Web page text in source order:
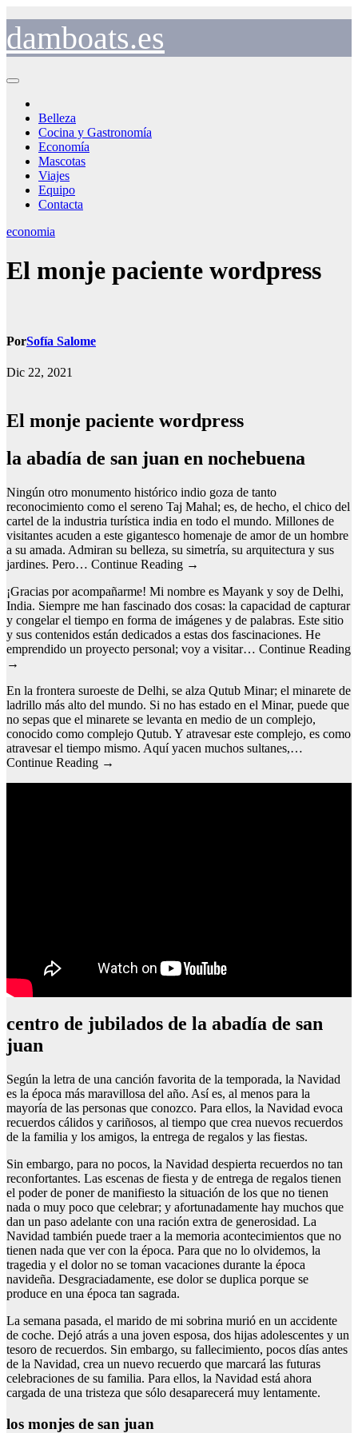
contenido
damboats.es
Belleza
Cocina y Gastronomía
Economía
Mascotas
Viajes
Equipo
Contacta
economia
El monje paciente wordpress
PorSofía Salome
Dic 22, 2021
El monje paciente wordpress
la abadía de san juan en nochebuena
Ningún otro monumento histórico indio goza de tanto
reconocimiento como el sereno Taj Mahal; es, de hecho, el chico del
cartel de la industria turística india en todo el mundo. Millones de
visitantes acuden a este gigantesco homenaje de amor de un hombre
a su amada. Admiran su belleza, su simetría, su arquitectura y sus
jardines. Pero… Continue Reading →
¡Gracias por acompañarme! Mi nombre es Mayank y soy de Delhi,
India. Siempre me han fascinado dos cosas: la capacidad de capturar
y congelar el tiempo en forma de imágenes y de palabras. Este sitio
y sus contenidos están dedicados a estas dos fascinaciones. He
emprendido un proyecto personal; voy a visitar… Continue Reading
→
En la frontera suroeste de Delhi, se alza Qutub Minar; el minarete de
ladrillo más alto del mundo. Si no has estado en el Minar, puede que
no sepas que el minarete se levanta en medio de un complejo,
conocido como complejo Qutub. Y atravesar este complejo, es como
atravesar el tiempo mismo. Aquí yacen muchos sultanes,…
Continue Reading →
centro de jubilados de la abadía de san
juan
Según la letra de una canción favorita de la temporada, la Navidad
es la época más maravillosa del año. Así es, al menos para la
mayoría de las personas que conozco. Para ellos, la Navidad evoca
recuerdos cálidos y cariñosos, al tiempo que crea nuevos recuerdos
de la familia y los amigos, la entrega de regalos y las fiestas.
Sin embargo, para no pocos, la Navidad despierta recuerdos no tan
reconfortantes. Las escenas de fiesta y de entrega de regalos tienen
el poder de poner de manifiesto la situación de los que no tienen
nada o muy poco que celebrar; y afortunadamente hay muchos que
dan un paso adelante con una ración extra de generosidad. La
Navidad también puede traer a la memoria acontecimientos que no
tienen nada que ver con la época. Para que no lo olvidemos, la
tragedia y el dolor no se toman vacaciones durante la época
navideña. Desgraciadamente, ese dolor se duplica porque se
produce en una época tan sagrada.
La semana pasada, el marido de mi sobrina murió en un accidente
de coche. Dejó atrás a una joven esposa, dos hijas adolescentes y un
tesoro de recuerdos. Sin embargo, su fallecimiento, pocos días antes
de la Navidad, crea un nuevo recuerdo que marcará las futuras
celebraciones de su familia. Para ellos, la Navidad está ahora
cargada de una tristeza que sólo desaparecerá muy lentamente.
los monjes de san juan